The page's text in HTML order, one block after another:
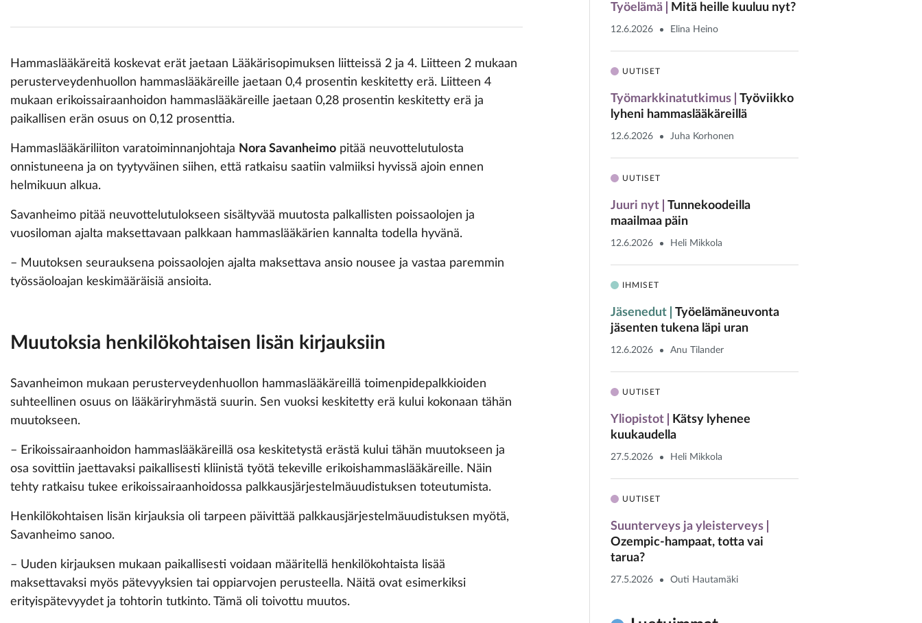
Hammaslääkäreitä koskevat erät jaetaan Lääkärisopimuksen liitteissä 2 ja 4. Liitteen 2 mukaan
perusterveydenhuollon hammaslääkäreille jaetaan 0,4 prosentin keskitetty erä. Liitteen 4
mukaan erikoissairaanhoidon hammaslääkäreille jaetaan 0,28 prosentin keskitetty erä ja
paikallisen erän osuus on 0,12 prosenttia.
Hammaslääkäriliiton varatoiminnanjohtaja Nora Savanheimo pitää neuvottelutulosta
onnistuneena ja on tyytyväinen siihen, että ratkaisu saatiin valmiiksi hyvissä ajoin ennen
helmikuun alkua.
Savanheimo pitää neuvottelutulokseen sisältyvää muutosta palkallisten poissaolojen ja
vuosiloman ajalta maksettavaan palkkaan hammaslääkärien kannalta todella hyvänä.
– Muutoksen seurauksena poissaolojen ajalta maksettava ansio nousee ja vastaa paremmin
työssäoloajan keskimääräisiä ansioita.
Muutoksia henkilökohtaisen lisän kirjauksiin
Savanheimon mukaan perusterveydenhuollon hammaslääkäreillä toimenpidepalkkioiden
suhteellinen osuus on lääkäriryhmästä suurin. Sen vuoksi keskitetty erä kului kokonaan tähän
muutokseen.
– Erikoissairaanhoidon hammaslääkäreillä osa keskitetystä erästä kului tähän muutokseen ja
osa sovittiin jaettavaksi paikallisesti kliinistä työtä tekeville erikoishammaslääkäreille. Näin
tehty ratkaisu tukee erikoissairaanhoidossa palkkausjärjestelmäuudistuksen toteutumista.
Henkilökohtaisen lisän kirjauksia oli tarpeen päivittää palkkausjärjestelmäuudistuksen myötä,
Savanheimo sanoo.
– Uuden kirjauksen mukaan paikallisesti voidaan määritellä henkilökohtaista lisää
maksettavaksi myös pätevyyksien tai oppiarvojen perusteella. Näitä ovat esimerkiksi
erityispätevyydet ja tohtorin tutkinto. Tämä oli toivottu muutos.
Työelämä Mitä heille kuuluu nyt?
12.6.2026 Elina Heino
UUTISET
Työmarkkinatutkimus
Työviikko
lyheni hammaslääkäreillä
12.6.2026 Juha Korhonen
UUTISET
Juuri nyt
Tunnekoodeilla
maailmaa päin
12.6.2026 Heli Mikkola
IHMISET
Jäsenedut
Työelämäneuvonta
jäsenten tukena läpi uran
12.6.2026 Anu Tilander
UUTISET
Yliopistot
Kätsy lyhenee
kuukaudella
27.5.2026 Heli Mikkola
UUTISET
Suunterveys ja yleisterveys
Ozempic-hampaat, totta vai
tarua?
27.5.2026 Outi Hautamäki